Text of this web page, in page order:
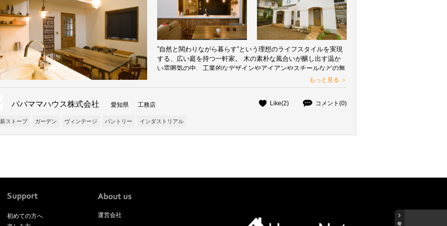
”自然と関わりながら暮らす”という理想のライフスタイルを実現
する、広い庭を持つ一軒家。 木の素朴な風合いが醸し出す温か
い雰囲気の中、工業的なデザインやアイアンやスチールなどの無
骨な質感を取り入れた、ラスティックな空間となっている。 ま
るでカフェのようなダイニングや薪ストーブがあるリビングは高
的で居心地の良い場所。 理想通りの住まいになり、家で過ごす
なのだそう。 自分たちらしいこだわりの家で、日々の暮らしを
楽しんでいる。
もっと見る ＞
パパママハウス株式会社 愛知県 工務店 Like(2) コメント(0)
薪ストーブ ガーデン ヴィンテージ パントリー インダストリアル
初めての方へ
運営会社